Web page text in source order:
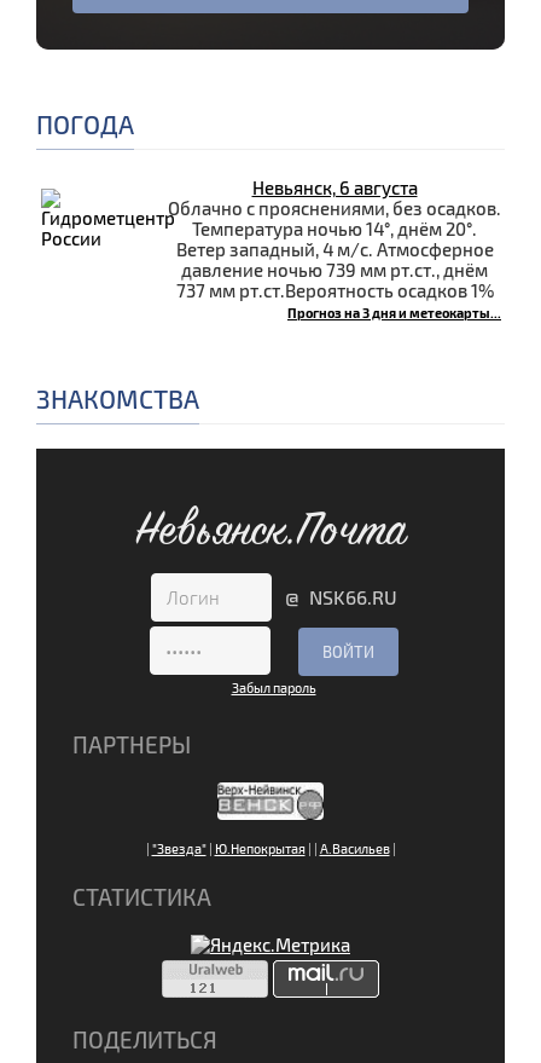
ПОГОДА
Невьянск, 6 августа
Облачно с прояснениями, без осадков.
Температура ночью 14°, днём 20°.
Ветер западный, 4 м/с. Атмосферное
давление ночью 739 мм рт.ст., днём
737 мм рт.ст.Вероятность осадков 1%
Прогноз на 3 дня и метеокарты...
ЗНАКОМСТВА
Невьянск.Почта
@ NSK66.RU
Забыл пароль
ПАРТНЕРЫ
| "Звезда"| Ю.Непокрытая| | А.Васильев|
СТАТИСТИКА
ПОДЕЛИТЬСЯ